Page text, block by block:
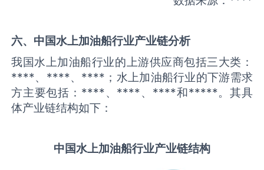
六、中国水上加油船行业产业链分析
我国水上加油船行业的上游供应商包括三大类：
****、****、****；水上加油船行业的下游需求
方主要包括：****、****、****和*****。其具
体产业链结构如下：
中国水上加油船行业产业链结构